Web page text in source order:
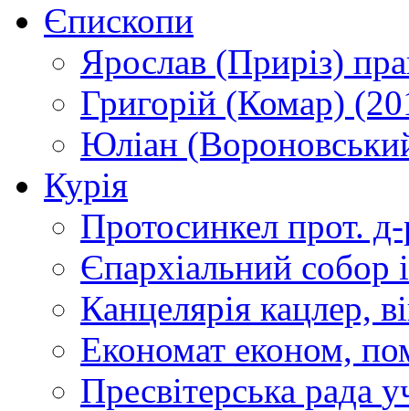
Єпископи
Ярослав (Приріз)
Григорій (Комар)
Юліан
Курія
Протосинкел прот.
Єпархіальний собор
Канцелярія кацлер,
Економат економ,
Пресвітерська рада